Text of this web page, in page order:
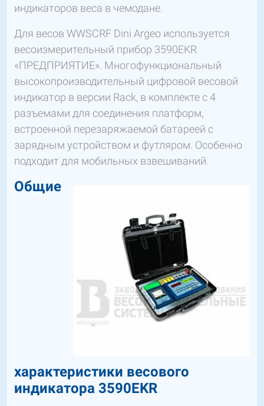
индикаторов веса в чемодане.
Для весов WWSСRF Dini Argeo используется
весоизмерительный прибор 3590EKR
«ПРЕДПРИЯТИЕ». Многофункциональный
высокопроизводительный цифровой весовой
индикатор в версии Rack, в комплекте с 4
разъемами для соединения платформ,
встроенной перезаряжаемой батареей с
зарядным устройством и футляром. Особенно
подходит для мобильных взвешиваний.
Общие
характеристики весового
индикатора 3590EKR